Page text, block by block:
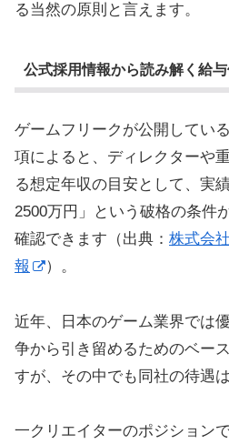
る当然の原則と言えます。
公式採用情報から読み解く給
ゲームフリークが公開してい
項によると、ディレクターや
る想定年収の目安として、実
2500万円」という破格の条件
確認できます（出典： 株式会
報
）。
近年、日本のゲーム業界では
争から引き留めるためのベー
すが、その中でも同社の待遇
一クリエイターのポジション